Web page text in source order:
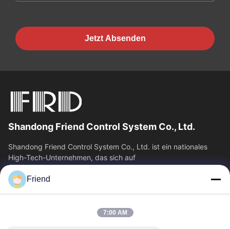
Jetzt Absenden
Shandong Friend Control System Co., Ltd.
Shandong Friend Control System Co., Ltd. ist ein nationales
High-Tech-Unternehmen, das sich auf
Instrumentierungsforschung und -entwicklung,...
Schnelle Verbindungen
Über Uns
Friend
7:00 AM